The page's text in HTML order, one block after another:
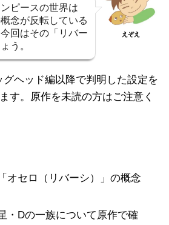
ピースの世界は
念が反転している
回はその「リバー
う。
えぞえ
グヘッド編以降で判明した設定を
す。原作を未読の方はご注意く
オセロ（リバーシ）」の概念
・Dの一族について原作で確